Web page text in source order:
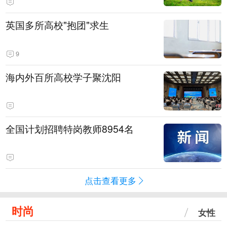
英国多所高校"抱团"求生
9
海内外百所高校学子聚沈阳
全国计划招聘特岗教师8954名
点击查看更多
时尚 女性